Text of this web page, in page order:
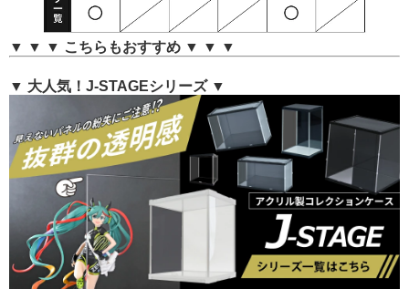
▼ ▼ ▼ こちらもおすすめ ▼ ▼ ▼
▼ 大人気！J-STAGEシリーズ ▼